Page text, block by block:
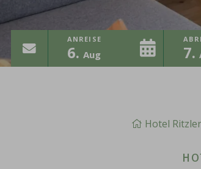
info@ritzlerhof.at
ANREISE
6 Aug 7
Hotel